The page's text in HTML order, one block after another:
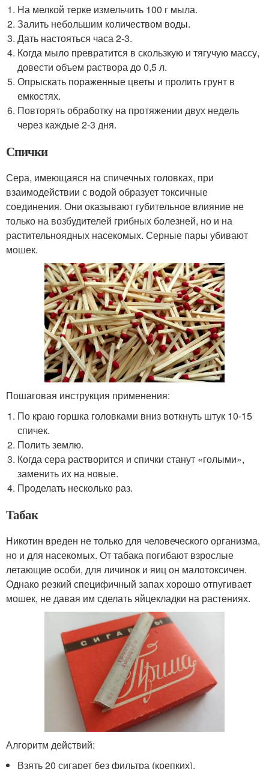
На мелкой терке измельчить 100 г мыла.
Залить небольшим количеством воды.
Дать настояться часа 2-3.
Когда мыло превратится в скользкую и тягучую массу,
довести объем раствора до 0,5 л.
Опрыскать пораженные цветы и пролить грунт в
емкостях.
Повторять обработку на протяжении двух недель
через каждые 2-3 дня.
Спички
Сера, имеющаяся на спичечных головках, при
взаимодействии с водой образует токсичные
соединения. Они оказывают губительное влияние не
только на возбудителей грибных болезней, но и на
растительноядных насекомых. Серные пары убивают
мошек.
Пошаговая инструкция применения:
По краю горшка головками вниз воткнуть штук 10-15
спичек.
Полить землю.
Когда сера растворится и спички станут «голыми»,
заменить их на новые.
Проделать несколько раз.
Табак
Никотин вреден не только для человеческого организма,
но и для насекомых. От табака погибают взрослые
летающие особи, для личинок и яиц он малотоксичен.
Однако резкий специфичный запах хорошо отпугивает
мошек, не давая им сделать яйцекладки на растениях.
Алгоритм действий:
Взять 20 сигарет без фильтра (крепких).